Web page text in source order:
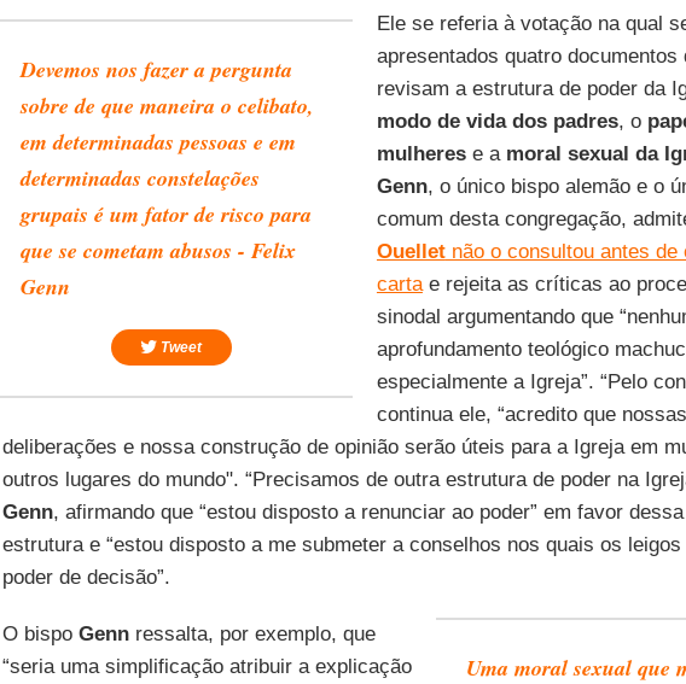
Devemos nos fazer a pergunta
sobre de que maneira o celibato,
em determinadas pessoas e em
determinadas constelações
grupais é um fator de risco para
que se cometam abusos - Felix
Genn
Tweet
Ele se referia à votação na qual
apresentados quatro documentos
revisam a estrutura de poder da
modo de vida dos padres, o
mulherese a moral sexual da
Genn, o único bispo alemão e o
comum desta congregação,
Ouelletnão o consultou antes de
cartae rejeita as críticas ao
sinodal argumentando que
aprofundamento teológico
especialmente a Igreja”. “Pelo
continua ele, “acredito que nossas
deliberações e nossa construção de opinião serão úteis para a Igreja em
outros lugares do mundo". “Precisamos de outra estrutura de poder na
Genn, afirmando que “estou disposto a renunciar ao poder” em favor
estrutura e “estou disposto a me submeter a conselhos nos quais os
poder de decisão”.
Uma moral sexual que
O bispo Gennressalta, por exemplo, que
“seria uma simplificação atribuir a explicação